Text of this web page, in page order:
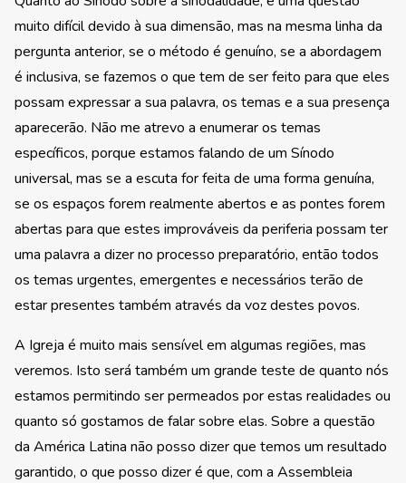
muito difícil devido à sua dimensão, mas na mesma linha da
pergunta anterior, se o método é genuíno, se a abordagem
é inclusiva, se fazemos o que tem de ser feito para que eles
possam expressar a sua palavra, os temas e a sua presença
aparecerão. Não me atrevo a enumerar os temas
específicos, porque estamos falando de um Sínodo
universal, mas se a escuta for feita de uma forma genuína,
se os espaços forem realmente abertos e as pontes forem
abertas para que estes improváveis da periferia possam ter
uma palavra a dizer no processo preparatório, então todos
os temas urgentes, emergentes e necessários terão de
estar presentes também através da voz destes povos.
A Igreja é muito mais sensível em algumas regiões, mas
veremos. Isto será também um grande teste de quanto nós
estamos permitindo ser permeados por estas realidades ou
quanto só gostamos de falar sobre elas. Sobre a questão
da América Latina não posso dizer que temos um resultado
garantido, o que posso dizer é que, com a Assembleia